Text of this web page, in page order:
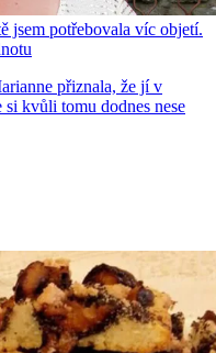
jsem potřebovala víc objetí.
přiznala, že jí v
kvůli tomu dodnes nese